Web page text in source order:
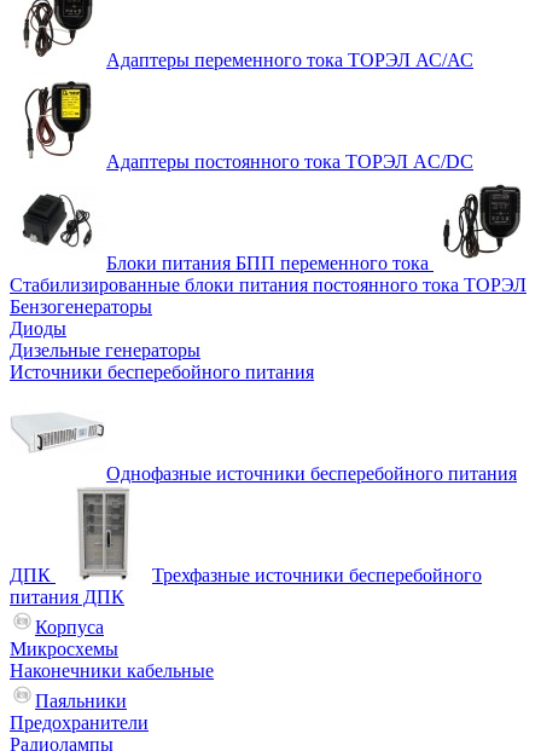
Адаптеры переменного тока ТОРЭЛ АС/АС
Адаптеры постоянного тока ТОРЭЛ AC/DC
Блоки питания БПП переменного тока
Стабилизированные блоки питания постоянного тока ТОРЭЛ
Бензогенераторы
Диоды
Дизельные генераторы
Источники бесперебойного питания
Однофазные источники бесперебойного питания
ДПК
Трехфазные источники бесперебойного
питания ДПК
Корпуса
Микросхемы
Наконечники кабельные
Паяльники
Предохранители
Радиолампы